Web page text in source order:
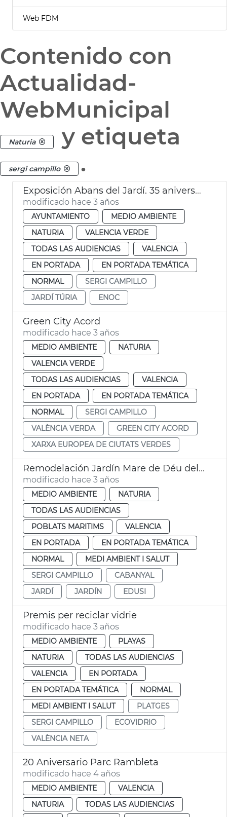
Web FDM
Contenido con
Actualidad-
WebMunicipal
Naturia y etiqueta
sergi campillo .
Exposición Abans del Jardí. 35 aniversari.
modificado hace 3 años
AYUNTAMIENTO
MEDIO AMBIENTE
NATURIA
VALENCIA VERDE
TODAS LAS AUDIENCIAS
VALENCIA
EN PORTADA
EN PORTADA TEMÁTICA
NORMAL
SERGI CAMPILLO
JARDÍ TÚRIA
ENOC
Green City Acord
modificado hace 3 años
MEDIO AMBIENTE
NATURIA
VALENCIA VERDE
TODAS LAS AUDIENCIAS
VALENCIA
EN PORTADA
EN PORTADA TEMÁTICA
NORMAL
SERGI CAMPILLO
VALÈNCIA VERDA
GREEN CITY ACORD
XARXA EUROPEA DE CIUTATS VERDES
Remodelación Jardín Mare de Déu del Castell
modificado hace 3 años
MEDIO AMBIENTE
NATURIA
TODAS LAS AUDIENCIAS
POBLATS MARITIMS
VALENCIA
EN PORTADA
EN PORTADA TEMÁTICA
NORMAL
MEDI AMBIENT I SALUT
SERGI CAMPILLO
CABANYAL
JARDÍ
JARDÍN EDUSI
Premis per reciclar vidrie
modificado hace 3 años
MEDIO AMBIENTE
PLAYAS
NATURIA
TODAS LAS AUDIENCIAS
VALENCIA
EN PORTADA
EN PORTADA TEMÁTICA
NORMAL
MEDI AMBIENT I SALUT
PLATGES
SERGI CAMPILLO
ECOVIDRIO
VALÈNCIA NETA
20 Aniversario Parc Rambleta
modificado hace 4 años
MEDIO AMBIENTE
VALENCIA
NATURIA
TODAS LAS AUDIENCIAS